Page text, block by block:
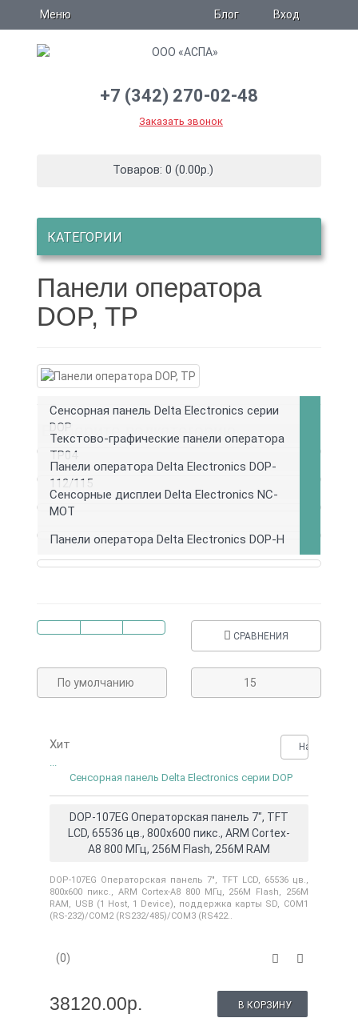
Блог Вход
Меню
+7 (342) 270-02-48
Заказать звонок
Товаров: 0 (0.00р.)
КАТЕГОРИИ
Панели оператора
DOP, TP
Выберите подкатегорию
Сенсорная панель Delta Electronics серии
DOP
Текстово-графические панели оператора
TP04
Панели оператора Delta Electronics DOP-
112/115
Сенсорные дисплеи Delta Electronics NC-
MOT
Панели оператора Delta Electronics DOP-H
СРАВНЕНИЯ
15
По умолчанию
Хит Нашли
...
Сенсорная панель Delta Electronics серии DOP
DOP-107EG Операторская панель 7", TFT
LCD, 65536 цв., 800x600 пикс., ARM Cortex-
A8 800 МГц, 256M Flash, 256M RAM
DOP-107EG Операторская панель 7", TFT LCD, 65536 цв.,
800x600 пикс., ARM Cortex-A8 800 МГц, 256M Flash, 256M
RAM, USB (1 Host, 1 Device), поддержка карты SD, COM1
(RS-232)/COM2 (RS232/485)/COM3 (RS422..
(0)
38120.00р. В КОРЗИНУ